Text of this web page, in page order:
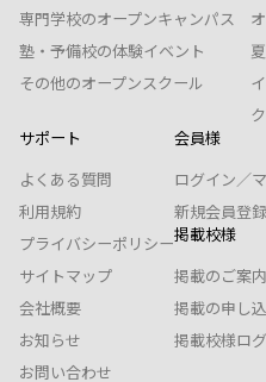
専門学校のオープンキャンパス
塾・予備校の体験イベント
その他のオープンスクール
サポート
よくある質問
利用規約
プライバシーポリシー
サイトマップ
会社概要
お知らせ
お問い合わせ
会員様
ログイン／
新規会員登録
掲載校様
掲載のご案内
掲載の申し
掲載校様ロ